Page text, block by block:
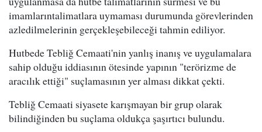
imamlarıntalimatlara uymaması durumunda görevlerinden
azledilmelerinin gerçekleşebileceği tahmin ediliyor.
Hutbede Tebliğ Cemaati'nin yanlış inanış ve uygulamalara
sahip olduğu iddiasının ötesinde yapının "terörizme de
aracılık ettiği" suçlamasının yer alması dikkat çekti.
Tebliğ Cemaati siyasete karışmayan bir grup olarak
bilindiğinden bu suçlama oldukça şaşırtıcı bulundu.